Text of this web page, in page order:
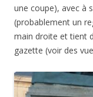
une coupe), avec à
(probablement un
main droite et tient
gazette (voir des